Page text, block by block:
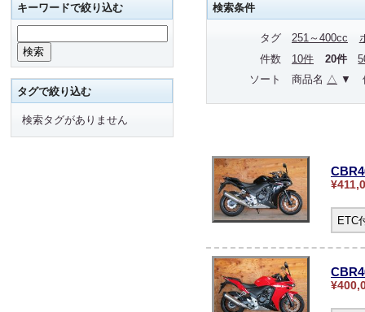
検索条件
タグ 251～400cc
件数
10件 20件
ソート
商品名 △ ▼
ETC
キーワードで絞り込む
タグで絞り込む
検索タグがありません